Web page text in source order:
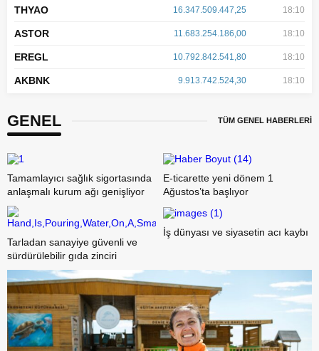
THYAO 16.347.509.447,25 18:10
ASTOR 11.683.254.186,00 18:10
EREGL 10.792.842.541,80 18:10
AKBNK 9.913.742.524,30 18:10
GENEL TÜM GENEL HABERLERİ
Tamamlayıcı sağlık sigortasında
anlaşmalı kurum ağı genişliyor
E-ticarette yeni dönem 1
Ağustos’ta başlıyor
Tarladan sanayiye güvenli ve
sürdürülebilir gıda zinciri
İş dünyası ve siyasetin acı kaybı